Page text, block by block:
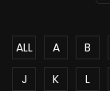
ALL A B
J
K L